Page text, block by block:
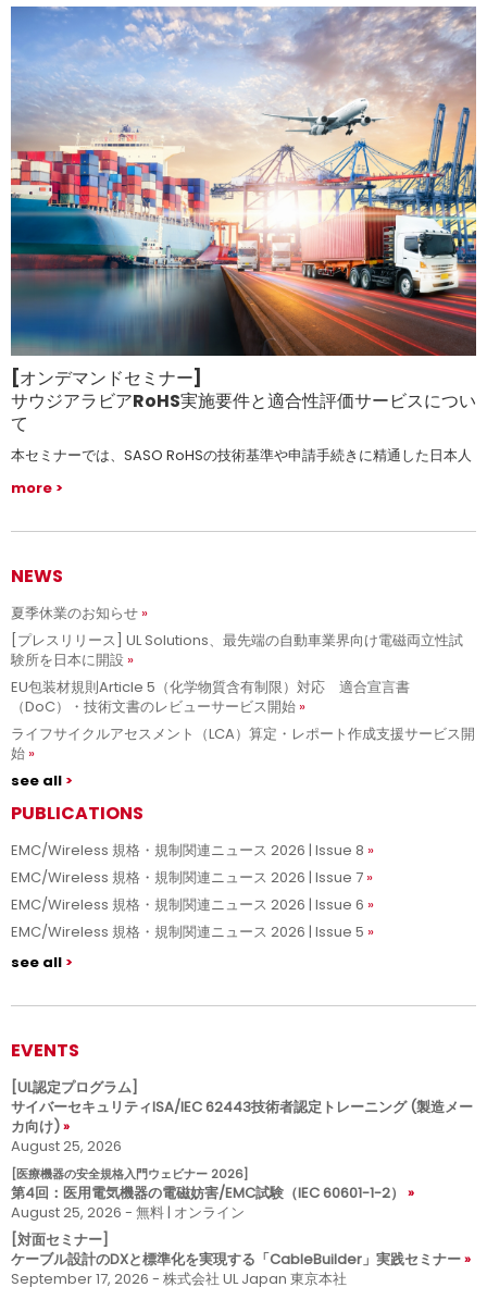
[オンデマンドセミナー]
サウジアラビアRoHS実施要件と適合性評価サービスについ
て
本セミナーでは、SASO RoHSの技術基準や申請手続きに精通した日本人
more
NEWS
夏季休業のお知らせ
[プレスリリース] UL Solutions、最先端の自動車業界向け電磁両立性試
験所を日本に開設
EU包装材規則Article 5（化学物質含有制限）対応 適合宣言書
（DoC）・技術文書のレビューサービス開始
ライフサイクルアセスメント（LCA）算定・レポート作成支援サービス開
始
see all
PUBLICATIONS
EMC/Wireless 規格・規制関連ニュース 2026 | Issue 8
EMC/Wireless 規格・規制関連ニュース 2026 | Issue 7
EMC/Wireless 規格・規制関連ニュース 2026 | Issue 6
EMC/Wireless 規格・規制関連ニュース 2026 | Issue 5
see all
EVENTS
[UL認定プログラム]
サイバーセキュリティISA/IEC 62443技術者認定トレーニング (製造メー
カ向け)
August 25, 2026
[医療機器の安全規格入門ウェビナー 2026]
第4回：医用電気機器の電磁妨害/EMC試験（IEC 60601-1-2）
August 25, 2026 - 無料 | オンライン
[対面セミナー]
ケーブル設計のDXと標準化を実現する「CableBuilder」実践セミナー
September 17, 2026 - 株式会社 UL Japan 東京本社